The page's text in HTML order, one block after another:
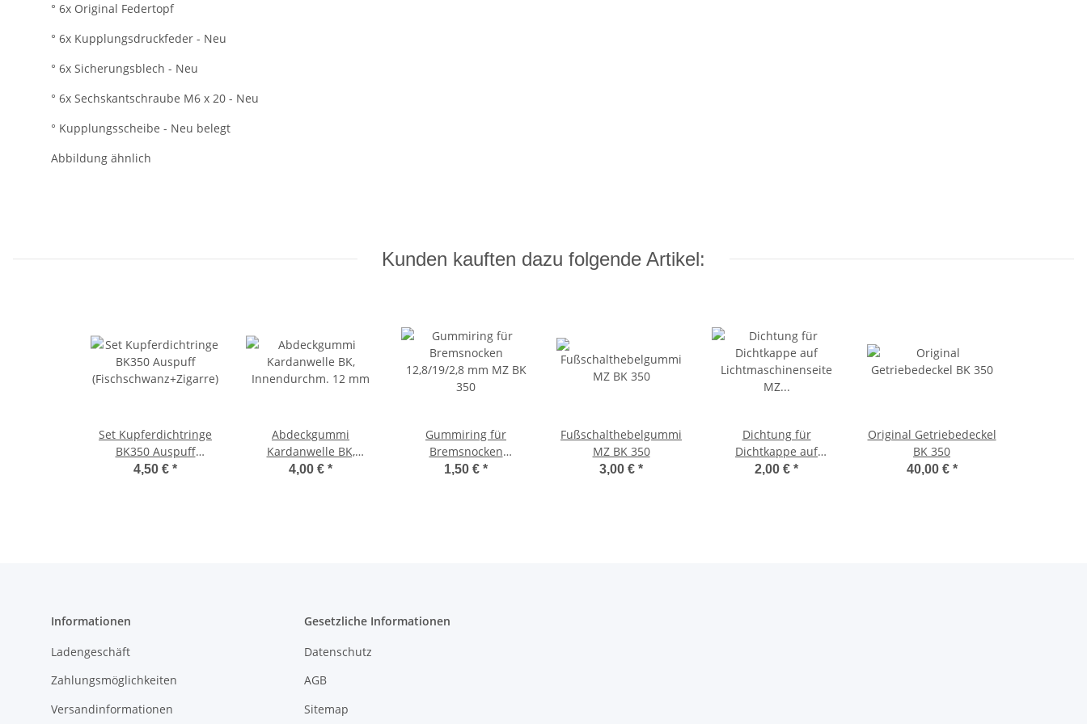
° 6x Original Federtopf
° 6x Kupplungsdruckfeder - Neu
° 6x Sicherungsblech - Neu
° 6x Sechskantschraube M6 x 20 - Neu
° Kupplungsscheibe - Neu belegt
Abbildung ähnlich
Kunden kauften dazu folgende Artikel:
Set Kupferdichtringe
BK350 Auspuff
(Fischschwanz+Zigarre)
4,50 € *
Abdeckgummi
Kardanwelle BK,
Innendurchm. 12 mm
4,00 € *
Gummiring für
Bremsnocken
12,8/19/2,8 mm MZ BK
1,50 € *
Fußschalthebelgummi
MZ BK 350
3,00 € *
Dichtung für
Dichtkappe auf
Lichtmaschinenseite
2,00 € *
Original Getriebedeckel
BK 350
40,00 € *
Informationen
Ladengeschäft
Zahlungsmöglichkeiten
Versandinformationen
Gesetzliche Informationen
Datenschutz
AGB
Sitemap